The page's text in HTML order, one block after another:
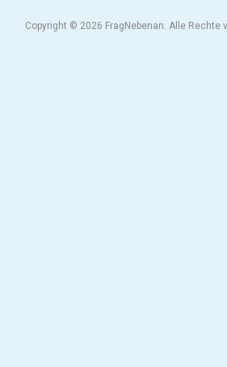
Copyright © 2026 FragNebenan. Alle Rechte